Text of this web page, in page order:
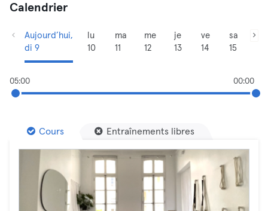
Calendrier
Aujourd’hui,
di 9
lu
10
ma
11
me
12
je
13
ve
14
sa
15
05:00 00:00
Cours Entraînements libres